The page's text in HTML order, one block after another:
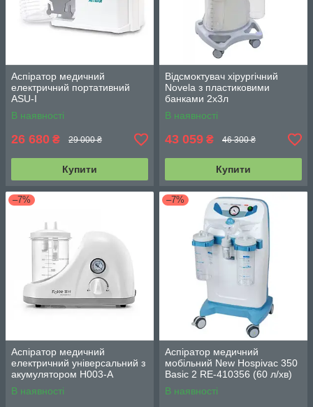
Аспіратор медичний
електричний портативний
ASU-I
В наявності
26 680 ₴ 29 000 ₴
Купити
Відсмоктувач хірургічний
Novela з пластиковими
банками 2х3л
В наявності
43 059 ₴ 46 300 ₴
Купити
–7%
Аспіратор медичний
електричний універсальний з
акумулятором H003-А
В наявності
–7%
Аспіратор медичний
мобільний New Hospivac 350
Basic 2 RE-410356 (60 л/хв)
В наявності